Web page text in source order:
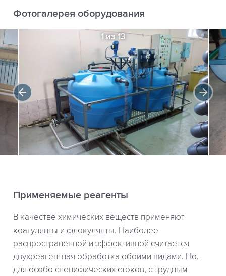
Фотогалерея оборудования
1 из 13
Применяемые реагенты
В качестве химических веществ применяют
коагулянты и флокулянты. Наиболее
распространенной и эффективной считается
двухреагентная обработка обоими видами. Но,
для особо специфических стоков, с трудным